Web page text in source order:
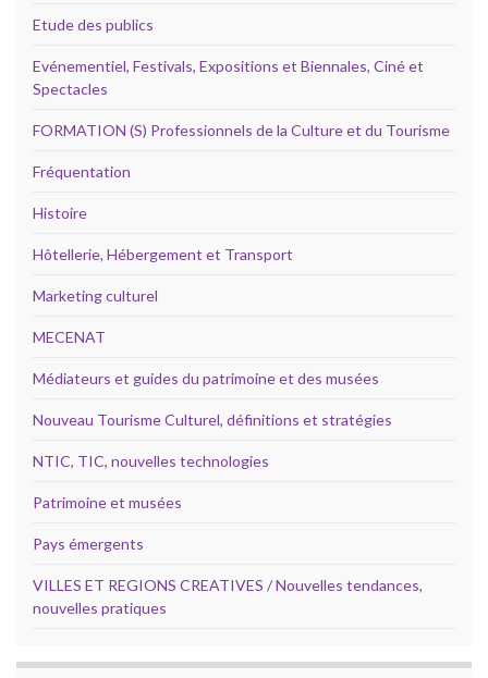
Etude des publics
Evénementiel, Festivals, Expositions et Biennales, Ciné et
Spectacles
FORMATION (S) Professionnels de la Culture et du Tourisme
Fréquentation
Histoire
Hôtellerie, Hébergement et Transport
Marketing culturel
MECENAT
Médiateurs et guides du patrimoine et des musées
Nouveau Tourisme Culturel, définitions et stratégies
NTIC, TIC, nouvelles technologies
Patrimoine et musées
Pays émergents
VILLES ET REGIONS CREATIVES / Nouvelles tendances,
nouvelles pratiques